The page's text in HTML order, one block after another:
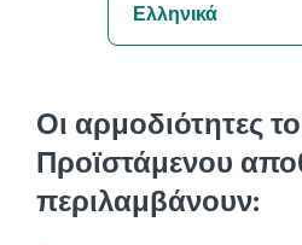
Οι αρμοδιότητες
Προϊστάμενου
περιλαμβάνουν:
Ελληνικά